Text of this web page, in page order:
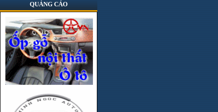
QUẢNG CÁO